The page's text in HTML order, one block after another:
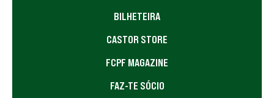
BILHETEIRA
CASTOR STORE
FCPF MAGAZINE
FAZ-TE SÓCIO